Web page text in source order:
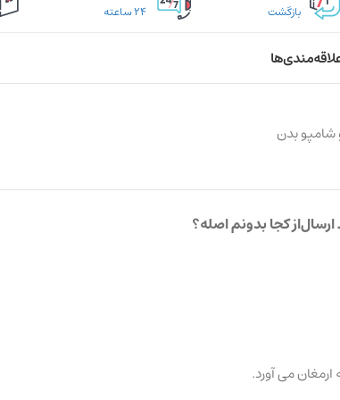
بازگشت
۲۴ ساعته
شامپو بدن
از کجا بدونم اصله؟
می آورد.